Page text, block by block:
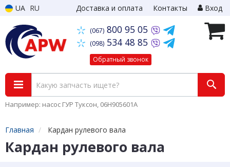
UA RU Доставка и оплата Контакты Вход
(067) 800 95 05
(098) 534 48 85
Обратный звонок
Например: насос ГУР Туксон, 06H905601A
Главная Кардан рулевого вала
Кардан рулевого вала